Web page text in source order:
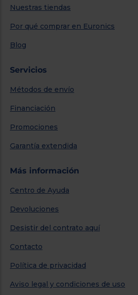
Nuestras tiendas
Por qué comprar en Euronics
Blog
Servicios
Métodos de envío
Financiación
Promociones
Garantía extendida
Más información
Centro de Ayuda
Devoluciones
Desistir del contrato aquí
Contacto
Política de privacidad
Aviso legal y condiciones de uso